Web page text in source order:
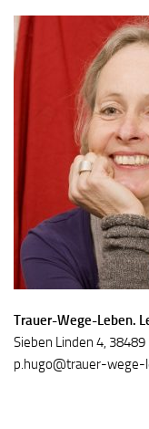
Trauer-Wege-Leben.
Sieben Linden 4,
p.hugo@trauer-wege-